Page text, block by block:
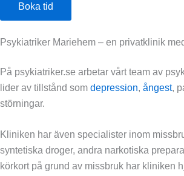
Boka tid
Psykiatriker Mariehem – en privatklinik
På psykiatriker.se arbetar vårt team av
lider av tillstånd som depression, ångest,
störningar.
Kliniken har även specialister inom
syntetiska droger, andra narkotiska
körkort på grund av missbruk har kliniken